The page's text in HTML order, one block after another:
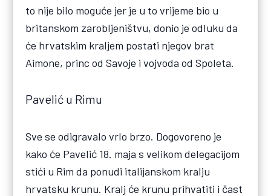
to nije bilo moguće jer je u to vrijeme bio u
britanskom zarobljeništvu, donio je odluku da
će hrvatskim kraljem postati njegov brat
Aimone, princ od Savoje i vojvoda od Spoleta.
Pavelić u Rimu
Sve se odigravalo vrlo brzo. Dogovoreno je
kako će Pavelić 18. maja s velikom delegacijom
stići u Rim da ponudi italijanskom kralju
hrvatsku krunu. Kralj će krunu prihvatiti i čast